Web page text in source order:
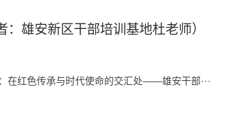
：雄安新区干部培训基地杜老师）
在红色传承与时代使命的交汇处——雄安干部···